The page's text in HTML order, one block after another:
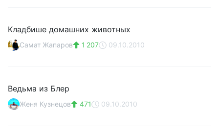
Кладбише домашних животных
Самат Жапаров 1 207 09.10.2010
Ведьма из Блер
Женя Кузнецов 471 09.10.2010